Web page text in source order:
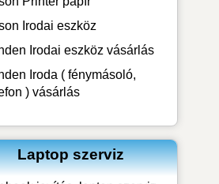
Irodai eszköz
Irodai eszköz vásárlás
Iroda ( fénymásoló,
) vásárlás
Laptop szerviz